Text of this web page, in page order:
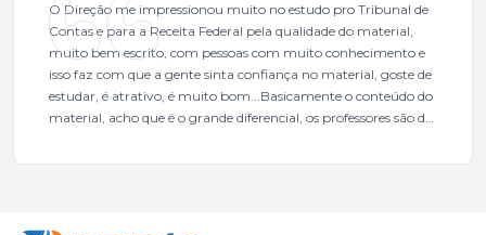
O Direção me impressionou muito no estudo pro Tribunal de
Contas e para a Receita Federal pela qualidade do material,
muito bem escrito, com pessoas com muito conhecimento e
isso faz com que a gente sinta confiança no material, goste de
estudar, é atrativo, é muito bom...Basicamente o conteúdo do
material, acho que é o grande diferencial, os professores são de
mais excelentes cargos da administração pública.Eu sempre
fundamental na minha derrota no ano passado para que eu